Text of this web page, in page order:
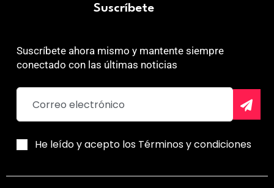
Suscríbete
Suscríbete ahora mismo y mantente siempre
conectado con las últimas noticias
He leído y acepto los Términos y condiciones